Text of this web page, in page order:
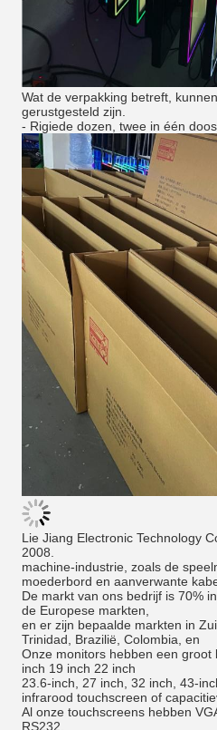
Wat de verpakking betreft,
gerustgesteld zijn.
- Rigiede dozen, twee in één doos.
Lie Jiang Electronic Technology
2008.
machine-industrie, zoals de
moederbord en aanverwante
De markt van ons bedrijf is 70%
de Europese markten,
en er zijn bepaalde markten in
Trinidad, Brazilië, Colombia, en
Onze monitors hebben een groot
inch 19 inch 22 inch
23.6-inch, 27 inch, 32 inch, 43-
infrarood touchscreen of
Al onze touchscreens hebben
RS232.